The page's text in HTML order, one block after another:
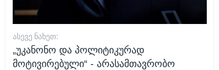
ᲐᲡᲔᲕᲔ ᲜᲐᲮᲔᲗ:
„უკანონო და პოლიტიკურად
მოტივირებული“ - არასამთავრობო